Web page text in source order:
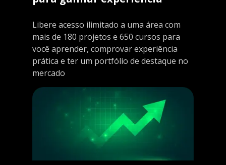
Libere acesso ilimitado a uma área com
mais de 180 projetos e 650 cursos para
você aprender, comprovar experiência
prática e ter um portfólio de destaque no
mercado